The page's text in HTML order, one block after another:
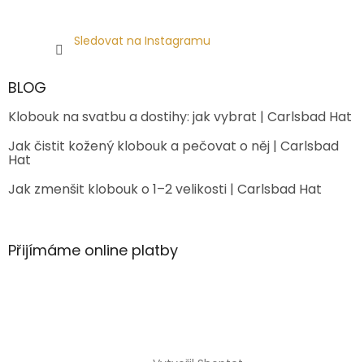
Sledovat na Instagramu
BLOG
Klobouk na svatbu a dostihy: jak vybrat | Carlsbad Hat
Jak čistit kožený klobouk a pečovat o něj | Carlsbad
Hat
Jak zmenšit klobouk o 1–2 velikosti | Carlsbad Hat
Přijímáme online platby